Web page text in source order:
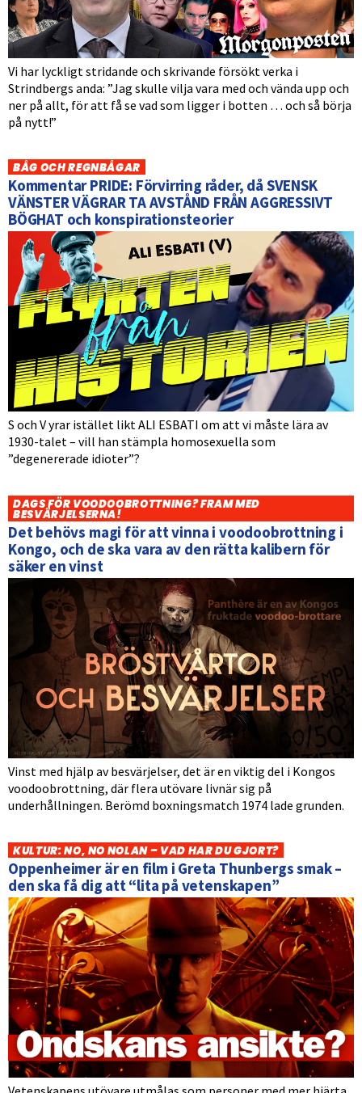
Vi har lyckligt stridande och skrivande försökt verka i
Strindbergs anda: ”Jag skulle vilja vara med och vända upp och
ner på allt, för att få se vad som ligger i botten … och så börja
på nytt!”
BÅG OCH REGNBÅGAR
Kommentar PRIDE: Förvirring råder, då SVENSK
VÄNSTER VÄGRAR TA AVSTÅND FRÅN AGGRESSIVT
BÖGHAT och konspirationsteorier
S och V yrar istället likt ALI ESBATI om att vi måste lära av
1930-talet – vill han stämpla homosexuella som
”degenererade idioter”?
DAGS FÖR VOODOOBROTTNING? FRAM MED
BESVÄRJELSERNA!
Det behövs magi för att vinna i voodoobrottning i
Kongo, och de ska vara av den rätta kalibern för
säker en vinst
Vinst med hjälp av besvärjelser, det är en viktig del i Kongos
voodoobrottning, där flera utövare livnär sig på
underhållningen. Berömd boxningsmatch 1974 lade grunden.
KULTUR: NO, NO NOLAN – VAD HAR DU GJORT?
Oppenheimer är en film i Greta Thunbergs smak –
den ska få dig att “lita på vetenskapen”